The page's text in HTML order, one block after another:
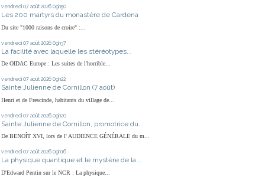
vendredi 07 août 2026 09h50
Les 200 martyrs du monastère de Cardena
Du site "1000 raisons de croire" :...
vendredi 07 août 2026 09h37
La facilité avec laquelle les stéréotypes...
De OIDAC Europe : Les suites de l'horrible...
vendredi 07 août 2026 09h22
Sainte Julienne de Cornillon (7 août)
Henri et de Frescinde, habitants du village de...
vendredi 07 août 2026 09h20
Sainte Julienne de Cornillon, promotrice du...
De BENOÎT XVI, lors de l' AUDIENCE GÉNÉRALE du m...
vendredi 07 août 2026 09h16
La physique quantique et le mystère de la...
D'Edward Pentin sur le NCR : La physique...